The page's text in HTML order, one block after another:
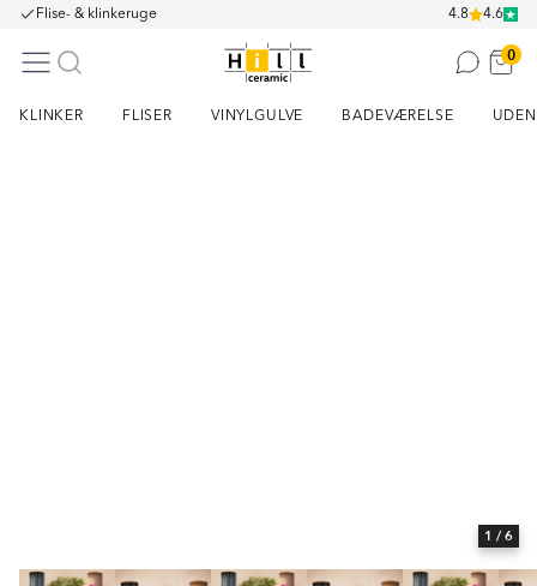
Flise- & klinkeruge 4.8 4.6
0
KLINKER FLISER VINYLGULVE BADEVÆRELSE
1 / 6